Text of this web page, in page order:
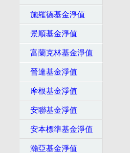
施羅德基金淨值
景順基金淨值
富蘭克林基金淨值
晉達基金淨值
摩根基金淨值
安聯基金淨值
安本標準基金淨值
瀚亞基金淨值